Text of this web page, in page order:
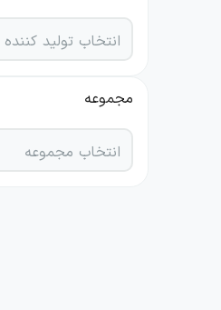
انتخاب تولید کننده
مجموعه
انتخاب مجموعه